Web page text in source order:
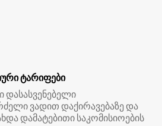
ტარიფები
დასასვენებელი
ვადით დაქირავებაზე და
დამატებითი საკომისიოების